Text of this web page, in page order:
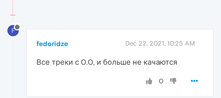
F
fedoridze Dec 22, 2021, 10:25 AM
Все треки с 0.0, и больше не качаются
0